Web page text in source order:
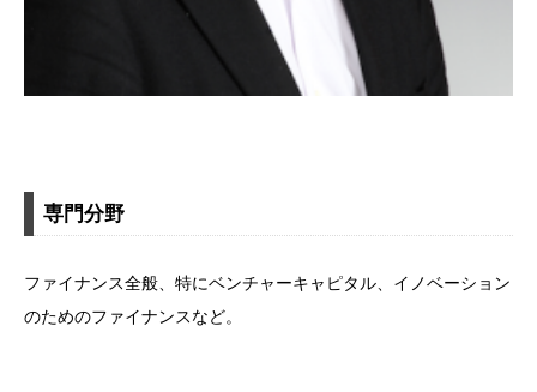
専門分野
ファイナンス全般、特にベンチャーキャピタル、イノベーション
のためのファイナンスなど。